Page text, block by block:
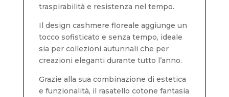
traspirabilità e resistenza nel tempo.
Il design cashmere floreale aggiunge un
tocco sofisticato e senza tempo, ideale
sia per collezioni autunnali che per
creazioni eleganti durante tutto l’anno.
Grazie alla sua combinazione di estetica
e funzionalità, il rasatello cotone fantasia